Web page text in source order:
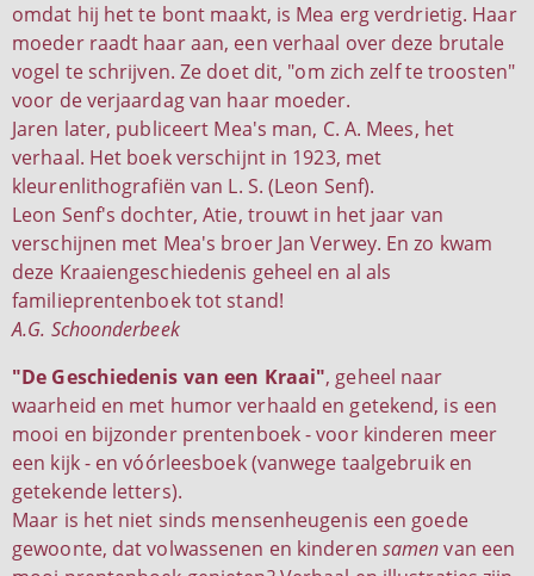
omdat hij het te bont maakt, is Mea erg verdrietig. Haar
moeder raadt haar aan, een verhaal over deze brutale
vogel te schrijven. Ze doet dit, "om zich zelf te troosten"
voor de verjaardag van haar moeder.
Jaren later, publiceert Mea's man, C. A. Mees, het
verhaal. Het boek verschijnt in 1923, met
kleurenlithografiën van L. S. (Leon Senf).
Leon Senf's dochter, Atie, trouwt in het jaar van
verschijnen met Mea's broer Jan Verwey. En zo kwam
deze Kraaiengeschiedenis geheel en al als
familieprentenboek tot stand!
A.G. Schoonderbeek
"De Geschiedenis van een Kraai", geheel naar
waarheid en met humor verhaald en getekend, is een
mooi en bijzonder prentenboek - voor kinderen meer
een kijk - en vóórleesboek (vanwege taalgebruik en
getekende letters).
Maar is het niet sinds mensenheugenis een goede
gewoonte, dat volwassenen en kinderen samenvan een